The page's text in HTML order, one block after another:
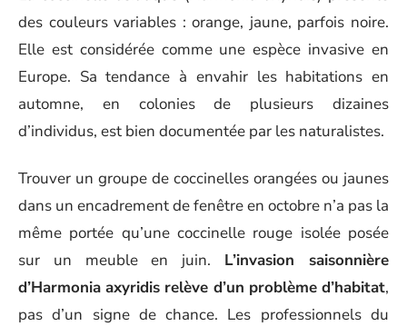
des couleurs variables : orange, jaune, parfois noire.
Elle est considérée comme une espèce invasive en
Europe. Sa tendance à envahir les habitations en
automne, en colonies de plusieurs dizaines
d’individus, est bien documentée par les naturalistes.
Trouver un groupe de coccinelles orangées ou jaunes
dans un encadrement de fenêtre en octobre n’a pas la
même portée qu’une coccinelle rouge isolée posée
sur un meuble en juin. L’invasion saisonnière
d’Harmonia axyridis relève d’un problème d’habitat,
pas d’un signe de chance. Les professionnels du